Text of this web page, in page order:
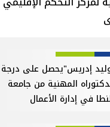
إدريس"يحصل على درجة
المهنية من جامعة
في إدارة الأعمال